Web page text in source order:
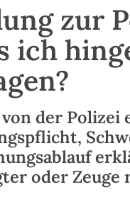
zur
ich
der Polizei
oder Zeuge